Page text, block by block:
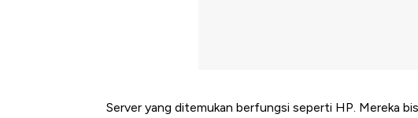
Server yang ditemukan berfungsi seperti HP. Mereka